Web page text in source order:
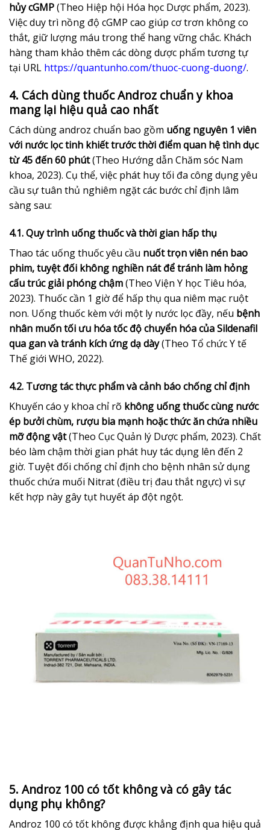
hủy cGMP(Theo Hiệp hội Hóa học Dược phẩm, 2023).
Việc duy trì nồng độ cGMP cao giúp cơ trơn không co
thắt, giữ lượng máu trong thể hang vững chắc. Khách
hàng tham khảo thêm các dòng dược phẩm tương tự
tại URL https://quantunho.com/thuoc-cuong-duong/.
4. Cách dùng thuốc Androz chuẩn y khoa
mang lại hiệu quả cao nhất
Cách dùng androz chuẩn bao gồm uống nguyên 1 viên
với nước lọc tinh khiết trước thời điểm quan hệ tình dục
từ 45 đến 60 phút(Theo Hướng dẫn Chăm sóc Nam
khoa, 2023). Cụ thể, việc phát huy tối đa công dụng yêu
cầu sự tuân thủ nghiêm ngặt các bước chỉ định lâm
sàng sau:
4.1. Quy trình uống thuốc và thời gian hấp thụ
Thao tác uống thuốc yêu cầu nuốt trọn viên nén bao
phim, tuyệt đối không nghiền nát để tránh làm hỏng
cấu trúc giải phóng chậm(Theo Viện Y học Tiêu hóa,
2023). Thuốc cần 1 giờ để hấp thụ qua niêm mạc ruột
non. Uống thuốc kèm với một ly nước lọc đầy, nếu bệnh
nhân muốn tối ưu hóa tốc độ chuyển hóa của Sildenafil
qua gan và tránh kích ứng dạ dày(Theo Tổ chức Y tế
Thế giới WHO, 2022).
4.2. Tương tác thực phẩm và cảnh báo chống chỉ định
Khuyến cáo y khoa chỉ rõ không uống thuốc cùng nước
ép bưởi chùm, rượu bia mạnh hoặc thức ăn chứa nhiều
mỡ động vật(Theo Cục Quản lý Dược phẩm, 2023). Chất
béo làm chậm thời gian phát huy tác dụng lên đến 2
giờ. Tuyệt đối chống chỉ định cho bệnh nhân sử dụng
thuốc chứa muối Nitrat (điều trị đau thắt ngực) vì sự
kết hợp này gây tụt huyết áp đột ngột.
5. Androz 100 có tốt không và có gây tác
dụng phụ không?
Androz 100 có tốt không được khẳng định qua hiệu quả